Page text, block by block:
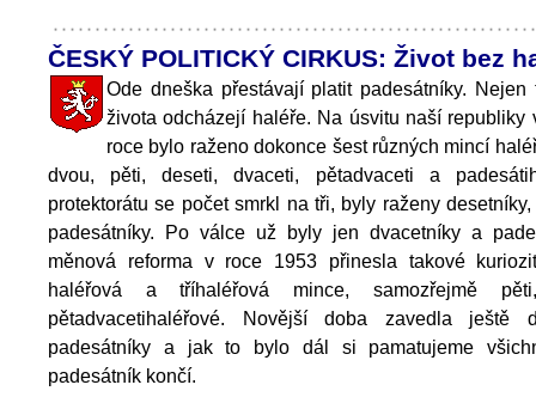
ČESKÝ POLITICKÝ CIRKUS: Život bez
Ode dneška přestávají platit padesátníky. Nejen
života odcházejí haléře. Na úsvitu naší republiky
roce bylo raženo dokonce šest různých mincí
dvou, pěti, deseti, dvaceti, pětadvaceti a
protektorátu se počet smrkl na tři, byly raženy
padesátníky. Po válce už byly jen dvacetníky a
měnová reforma v roce 1953 přinesla takové
haléřová a tříhaléřová mince, samozřejmě
pětadvacetihaléřové. Novější doba zavedla ještě
padesátníky a jak to bylo dál si pamatujeme
padesátník končí.